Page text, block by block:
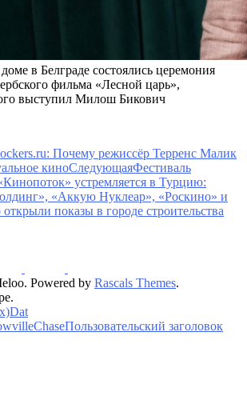
в Белграде состоялись церемония
фильма «Лесной царь»,
выступил Милош Бикович
Почему режиссёр Терренс Малик
киноСледующаяФестиваль
устремляется в Турцию:
«Аккую Нуклеар», «Роскино» и
открыли показы в городе строительства
Powered by Rascals Themes.
Dat
ChaseПользовательский заголовок